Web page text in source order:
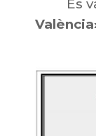
Es